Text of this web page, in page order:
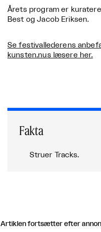
Årets program er
Best og Jacob Eriksen.
Se festivallederens
kunsten.nus læsere her.
Fakta
Struer Tracks.
Artiklen fortsætter efter